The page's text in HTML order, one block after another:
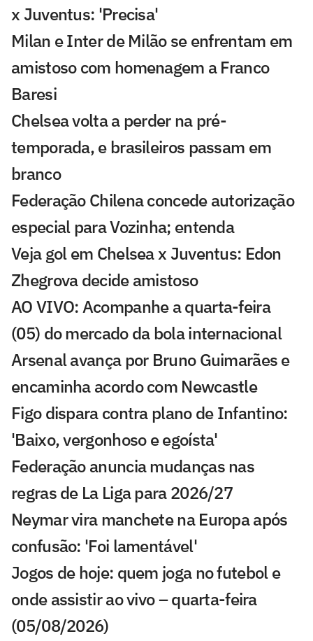
x Juventus: 'Precisa'
Milan e Inter de Milão se enfrentam em
amistoso com homenagem a Franco
Baresi
Chelsea volta a perder na pré-
temporada, e brasileiros passam em
branco
Federação Chilena concede autorização
especial para Vozinha; entenda
Veja gol em Chelsea x Juventus: Edon
Zhegrova decide amistoso
AO VIVO: Acompanhe a quarta-feira
(05) do mercado da bola internacional
Arsenal avança por Bruno Guimarães e
encaminha acordo com Newcastle
Figo dispara contra plano de Infantino:
'Baixo, vergonhoso e egoísta'
Federação anuncia mudanças nas
regras de La Liga para 2026/27
Neymar vira manchete na Europa após
confusão: 'Foi lamentável'
Jogos de hoje: quem joga no futebol e
onde assistir ao vivo – quarta-feira
(05/08/2026)